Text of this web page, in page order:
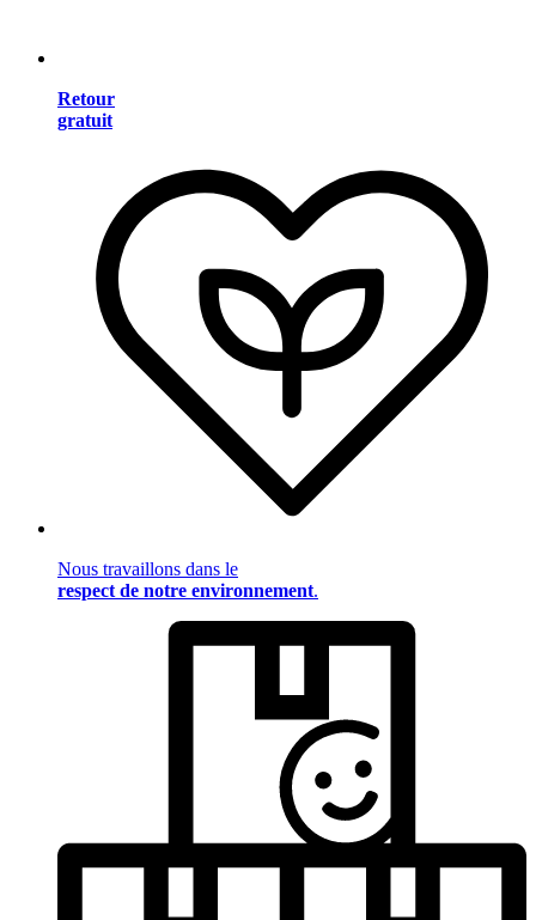
Retour
gratuit
Nous travaillons dans le
respect de notre environnement.